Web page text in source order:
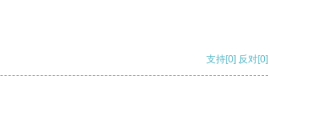
支持[0] 反对[0]